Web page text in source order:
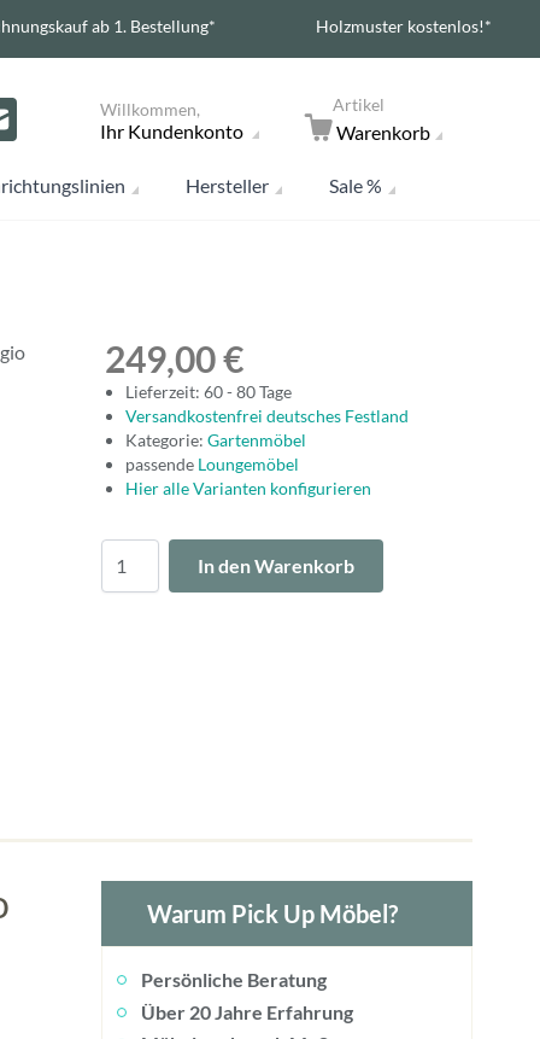
ab 1. Bestellung* Holzmuster kostenlos!*
Willkommen,
Ihr Kundenkonto
Artikel
Warenkorb
Hersteller Sale %
249,00 €
Lieferzeit: 60 - 80 Tage
Versandkostenfrei deutsches Festland
Kategorie: Gartenmöbel
passende Loungemöbel
Hier alle Varianten konfigurieren
In den Warenkorb
Warum Pick Up Möbel?
Persönliche Beratung
Über 20 Jahre Erfahrung